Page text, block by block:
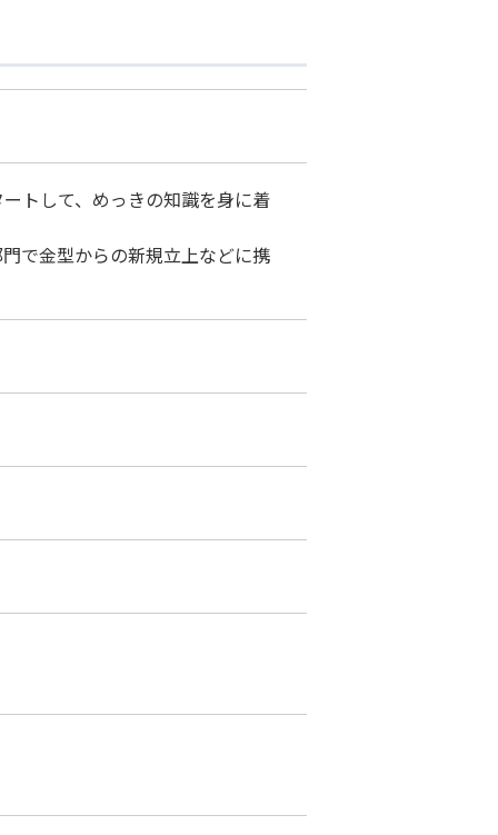
トして、めっきの知識を身に着
で金型からの新規立上などに携